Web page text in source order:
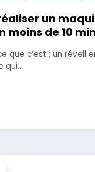
un
moins de 10
que c’est : un réveil
qui…